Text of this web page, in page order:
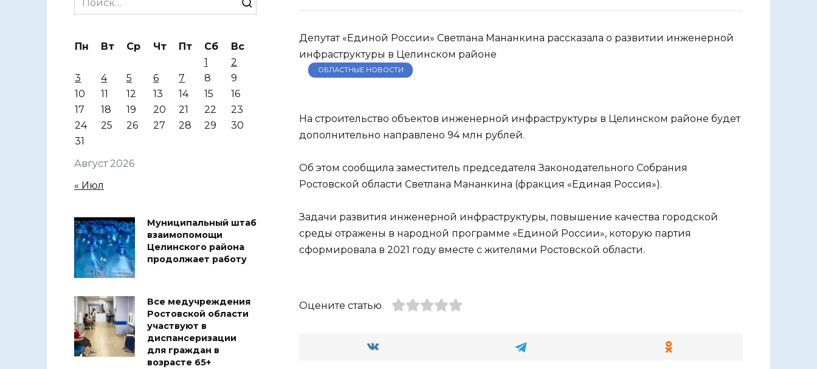
Депутат «Единой России» Светлана Мананкина рассказала о развитии инженерной
инфраструктуры в Целинском районе
ОБЛАСТНЫЕ НОВОСТИ
На строительство объектов инженерной инфраструктуры в Целинском районе будет
дополнительно направлено 94 млн рублей.
Об этом сообщила заместитель председателя Законодательного Собрания
Ростовской области Светлана Мананкина (фракция «Единая Россия»).
Задачи развития инженерной инфраструктуры, повышение качества городской
среды отражены в народной программе «Единой России», которую партия
сформировала в 2021 году вместе с жителями Ростовской области.
Оцените статью
for:
Август 2026
Пн Вт Ср Чт Пт Сб
Вс
1
2
3
4 5 6 7 8
9
10
11 12 13 14 15
16
17
18 19 20 21 22
23
24
25 26 27 28 29
30
31
« Июл
Муниципальный штаб
взаимопомощи
Целинского района
продолжает работу
Все медучреждения
Ростовской области
участвуют в
диспансеризации
для граждан в
возрасте 65+